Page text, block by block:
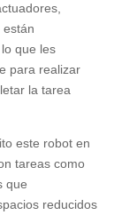
están
lo que les
para realizar
la tarea
este robot en
tareas como
que
reducidos